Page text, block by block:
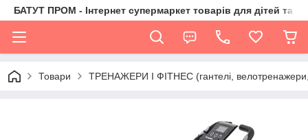
БАТУТ ПРОМ - Інтернет супермаркет товарів для дітей та їх
Товари ТРЕНАЖЕРИ І ФІТНЕС (гантелі, велотренажери,